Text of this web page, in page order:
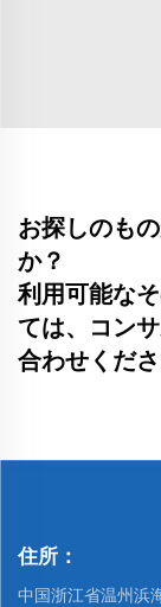
お探しのも
か？
利用可能な
ては、コン
合わせくださ
住所：
中国浙江省温州浜